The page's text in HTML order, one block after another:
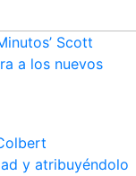
Scott
a los nuevos
y atribuyéndolo